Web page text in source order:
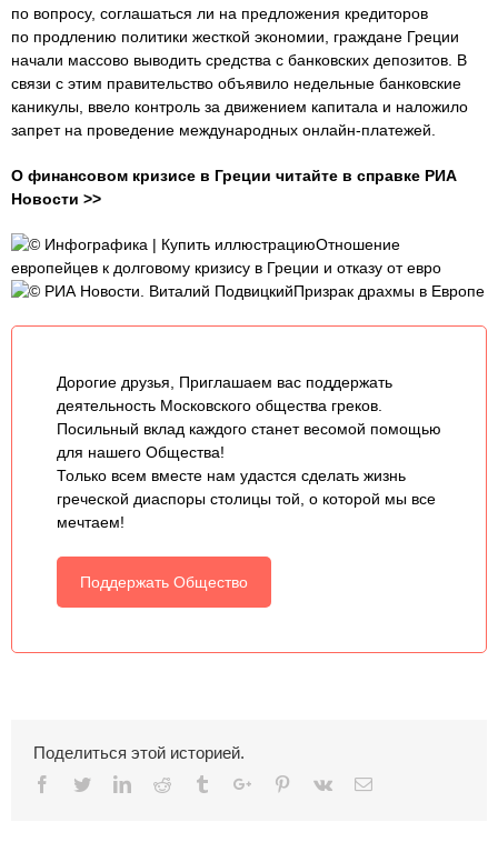
по вопросу, соглашаться ли на предложения кредиторов
по продлению политики жесткой экономии, граждане Греции
начали массово выводить средства с банковских депозитов. В
связи с этим правительство объявило недельные банковские
каникулы, ввело контроль за движением капитала и наложило
запрет на проведение международных онлайн-платежей.
О финансовом кризисе в Греции читайте в справке РИА
Новости >>
© Инфографика | Купить иллюстрациюОтношение
европейцев к долговому кризису в Греции и отказу от евро
© РИА Новости. Виталий ПодвицкийПризрак драхмы в Европе
Дорогие друзья, Приглашаем вас поддержать
деятельность Московского общества греков.
Посильный вклад каждого станет весомой помощью
для нашего Общества!
Только всем вместе нам удастся сделать жизнь
греческой диаспоры столицы той, о которой мы все
мечтаем!
Поддержать Общество
Поделиться этой историей.
Facebook
TwitterLinkedinReddit TumblrGoogle+Pinterest
Vk Email